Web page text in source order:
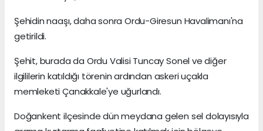
Şehidin naaşı, daha sonra Ordu-Giresun Havalimanı'na
getirildi.
Şehit, burada da Ordu Valisi Tuncay Sonel ve diğer
ilgililerin katıldığı törenin ardından askeri uçakla
memleketi Çanakkale'ye uğurlandı.
Doğankent ilçesinde dün meydana gelen sel dolayısıyla